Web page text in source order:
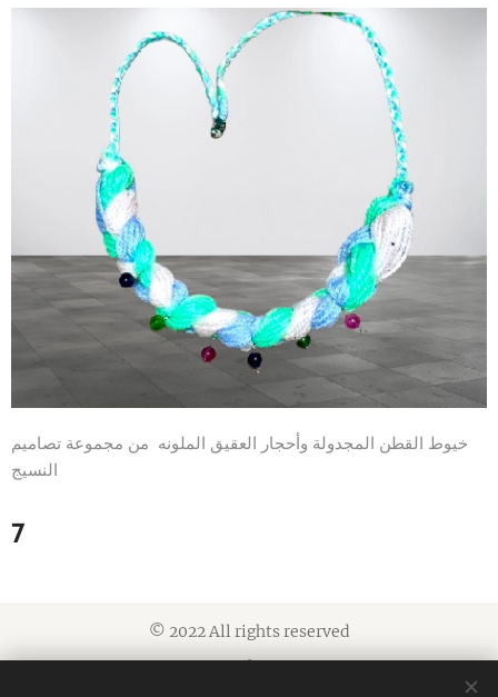
خيوط القطن المجدولة وأحجار العقيق الملونه من مجموعة تصاميم
النسيج
7
© 2022 All rights reserved
Cookies